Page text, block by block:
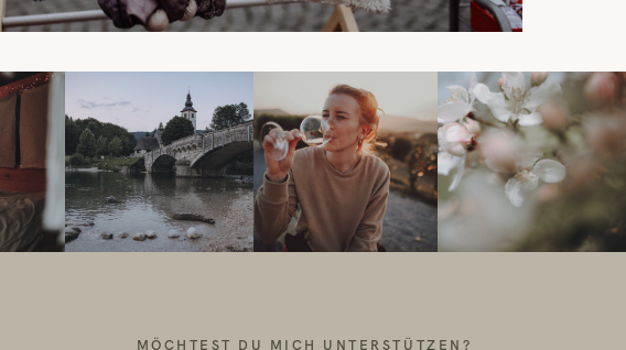
MÖCHTEST DU MICH UNTERSTÜTZEN?